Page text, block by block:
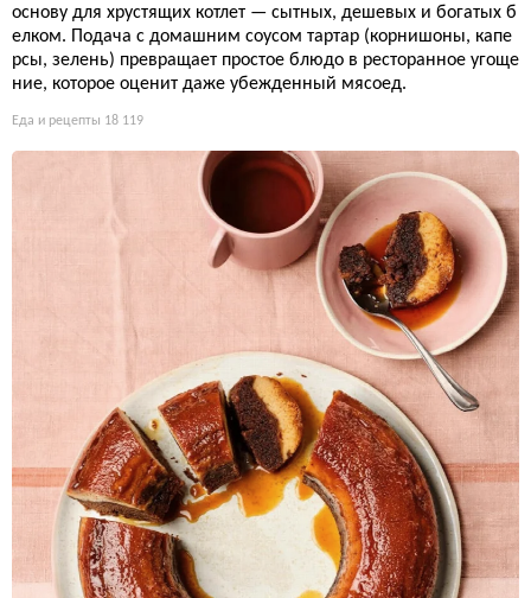
основу для хрустящих котлет — сытных, дешевых и богатых б
елком. Подача с домашним соусом тартар (корнишоны, капе
рсы, зелень) превращает простое блюдо в ресторанное угоще
ние, которое оценит даже убежденный мясоед.
Еда и рецепты 18 119